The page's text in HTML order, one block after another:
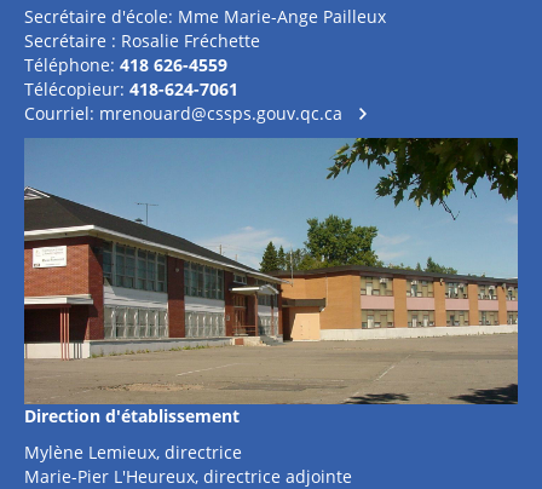
Secrétaire d'école: Mme Marie-Ange Pailleux
Secrétaire : Rosalie Fréchette
Téléphone: 418 626-4559
Télécopieur: 418-624-7061
Courriel: mrenouard@cssps.gouv.qc.ca
Direction d'établissement
Mylène Lemieux, directrice
Marie-Pier L'Heureux, directrice adjointe